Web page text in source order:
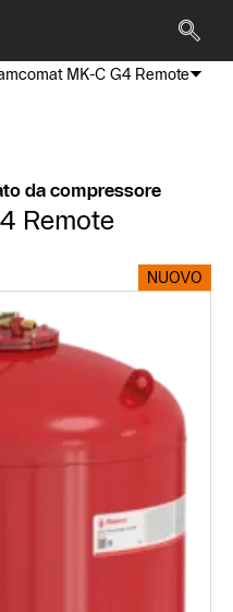
MK-C G4 Remote
da compressore
Remote
NUOVO